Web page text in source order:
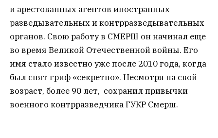
и арестованных агентов иностранных
разведывательных и контрразведывательных
органов. Свою работу в СМЕРШ он начинал еще
во время Великой Отечественной войны. Его
имя стало известно уже после 2010 года, когда
был снят гриф «секретно». Несмотря на свой
возраст, более 90 лет, сохранил привычки
военного контрразведчика ГУКР Смерш.